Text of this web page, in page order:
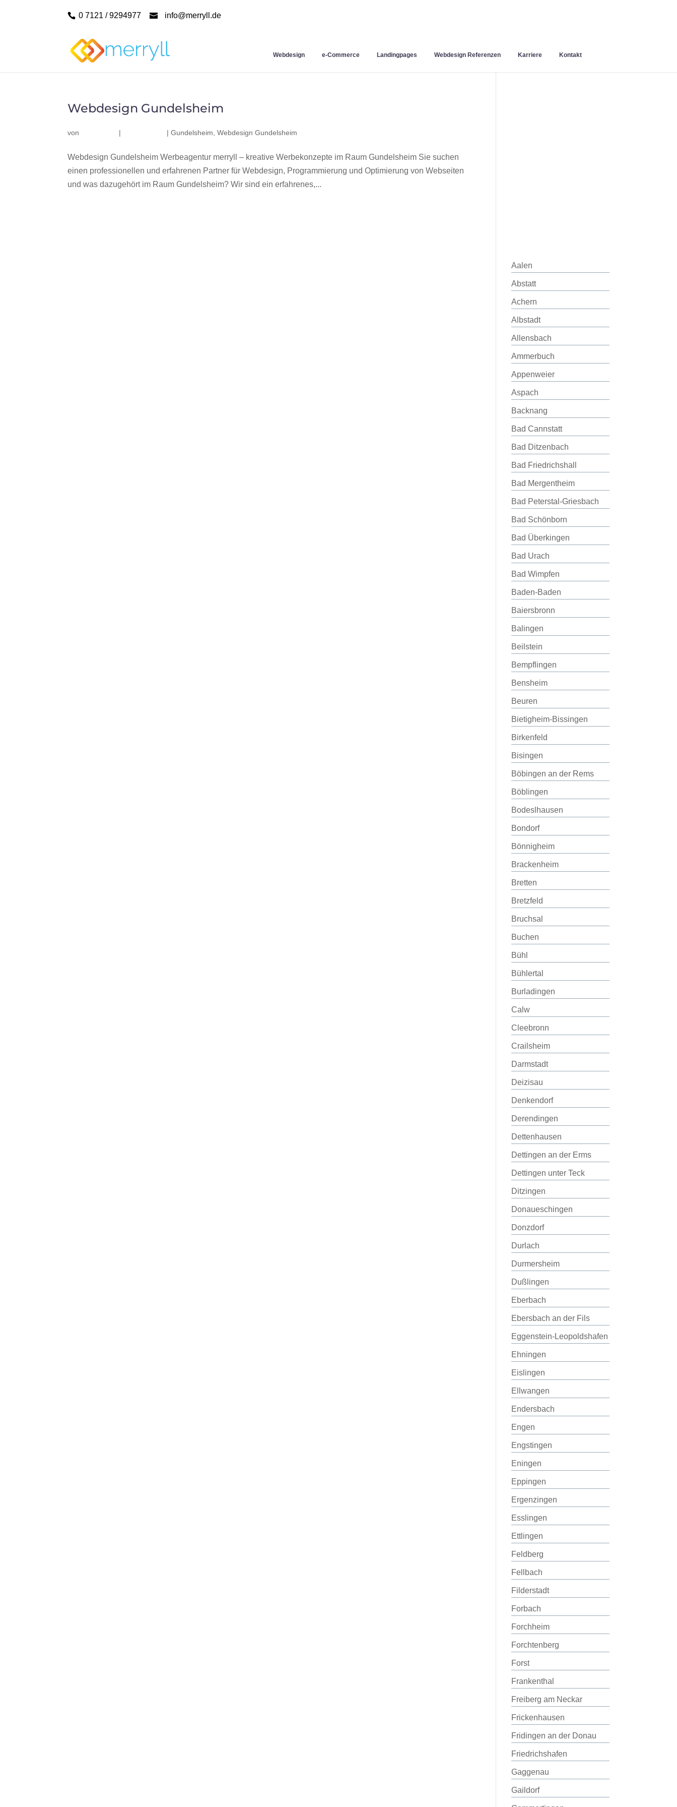
0 7121 / 9294977 info@merryll.de
Webdesign e-Commerce Landingpages Webdesign Referenzen Karriere Kontakt
Webdesign Gundelsheim
von | |Gundelsheim ,Webdesign Gundelsheim
Webdesign Gundelsheim Werbeagentur merryll – kreative Werbekonzepte im Raum Gundelsheim Sie suchen
einen professionellen und erfahrenen Partner für Webdesign, Programmierung und Optimierung von Webseiten
und was dazugehört im Raum Gundelsheim? Wir sind ein erfahrenes,...
Aalen
Abstatt
Achern
Albstadt
Allensbach
Ammerbuch
Appenweier
Aspach
Backnang
Bad Cannstatt
Bad Ditzenbach
Bad Friedrichshall
Bad Mergentheim
Bad Peterstal-Griesbach
Bad Schönborn
Bad Überkingen
Bad Urach
Bad Wimpfen
Baden-Baden
Baiersbronn
Balingen
Beilstein
Bempflingen
Bensheim
Beuren
Bietigheim-Bissingen
Birkenfeld
Bisingen
Böbingen an der Rems
Böblingen
Bodeslhausen
Bondorf
Bönnigheim
Brackenheim
Bretten
Bretzfeld
Bruchsal
Buchen
Bühl
Bühlertal
Burladingen
Calw
Cleebronn
Crailsheim
Darmstadt
Deizisau
Denkendorf
Derendingen
Dettenhausen
Dettingen an der Erms
Dettingen unter Teck
Ditzingen
Donaueschingen
Donzdorf
Durlach
Durmersheim
Dußlingen
Eberbach
Ebersbach an der Fils
Eggenstein-Leopoldshafen
Ehningen
Eislingen
Ellwangen
Endersbach
Engen
Engstingen
Eningen
Eppingen
Ergenzingen
Esslingen
Ettlingen
Feldberg
Fellbach
Filderstadt
Forbach
Forchheim
Forchtenberg
Forst
Frankenthal
Freiberg am Neckar
Frickenhausen
Fridingen an der Donau
Friedrichshafen
Gaggenau
Gaildorf